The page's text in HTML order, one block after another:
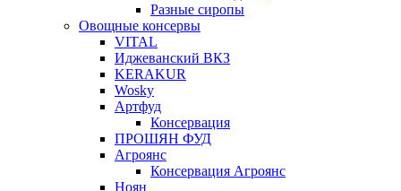
Разные сиропы
Овощные консервы
VITAL
Иджеванский ВКЗ
KERAKUR
Wosky
Артфуд
Консервация
ПРОШЯН ФУД
Агроянс
Консервация Агроянс
Ноян